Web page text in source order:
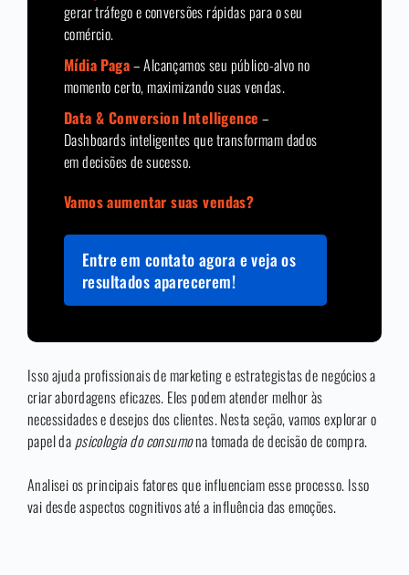
gerar tráfego e conversões rápidas para o seu
comércio.
Mídia Paga– Alcançamos seu público-alvo no
momento certo, maximizando suas vendas.
Data & Conversion Intelligence –
Dashboards inteligentes que transformam dados
em decisões de sucesso.
Vamos aumentar suas vendas?
Entre em contato agora e veja os
resultados aparecerem!
Isso ajuda profissionais de marketing e estrategistas de negócios a
criar abordagens eficazes. Eles podem atender melhor às
necessidades e desejos dos clientes. Nesta seção, vamos explorar o
papel da psicologia do consumona tomada de decisão de compra.
Analisei os principais fatores que influenciam esse processo. Isso
vai desde aspectos cognitivos até a influência das emoções.